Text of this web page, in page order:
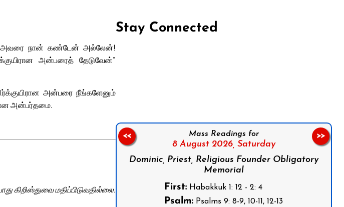
அவரை நான் கண்டேன் அல்லேன்!
அன்பரைத் தேடுவேன்”
அன்பரை நீங்களேனும்
அன்பர்தமை.
கிறிஸ்துவை மதிப்பிடுவதில்லை.
Stay Connected
Mass Readings for
8 August 2026, Saturday
Dominic, Priest, Religious Founder Obligatory
Memorial
First: Habakkuk 1: 12 - 2: 4
Psalm: Psalms 9: 8-9, 10-11, 12-13
<< >>